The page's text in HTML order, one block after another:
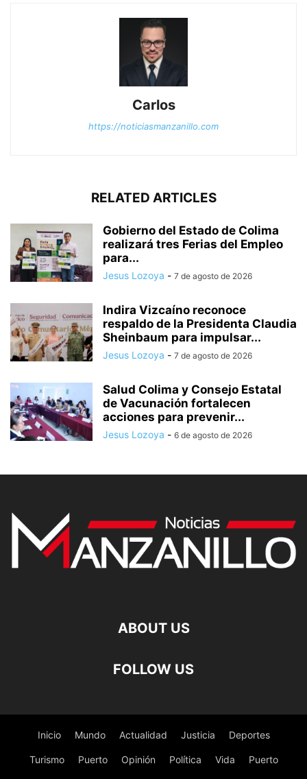
Carlos
https://noticiasmanzanillo.com
RELATED ARTICLES
Gobierno del Estado de Colima
realizará tres Ferias del Empleo
para...
Jesus Lozoya - 7 de agosto de 2026
Indira Vizcaíno reconoce
respaldo de la Presidenta Claudia
Sheinbaum para impulsar...
Jesus Lozoya - 7 de agosto de 2026
Salud Colima y Consejo Estatal
de Vacunación fortalecen
acciones para prevenir...
Jesus Lozoya - 6 de agosto de 2026
ABOUT US
FOLLOW US
Inicio Mundo Actualidad Justicia Deportes
Turismo Puerto Opinión Política Vida Puerto